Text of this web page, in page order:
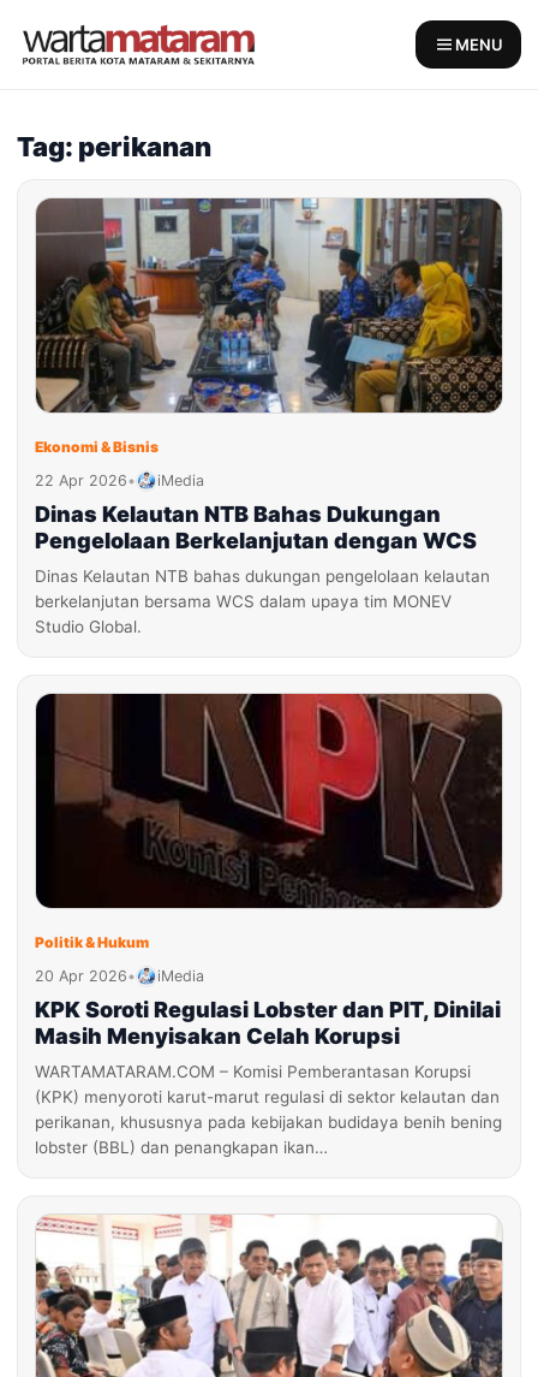
MENU
Tag: perikanan
Ekonomi & Bisnis
22 Apr 2026• iMedia
Dinas Kelautan NTB Bahas Dukungan
Pengelolaan Berkelanjutan dengan WCS
Dinas Kelautan NTB bahas dukungan pengelolaan kelautan
berkelanjutan bersama WCS dalam upaya tim MONEV
Studio Global.
Politik & Hukum
20 Apr 2026• iMedia
KPK Soroti Regulasi Lobster dan PIT, Dinilai
Masih Menyisakan Celah Korupsi
WARTAMATARAM.COM – Komisi Pemberantasan Korupsi
(KPK) menyoroti karut-marut regulasi di sektor kelautan dan
perikanan, khususnya pada kebijakan budidaya benih bening
lobster (BBL) dan penangkapan ikan…